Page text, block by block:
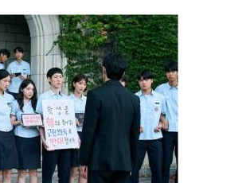
제로 갈 가능성 있나…범인의
3
천안 교회서 의식 잃은 11세
경찰, 학대 치사 여부 수사
4
李, '개미 반발'에 'ISA 개편
민의힘 "'남 탓 쇼' 멈춰라"
5
"정청래, 李 모욕에 침묵" vs
말라"…친명-친청 최고위원